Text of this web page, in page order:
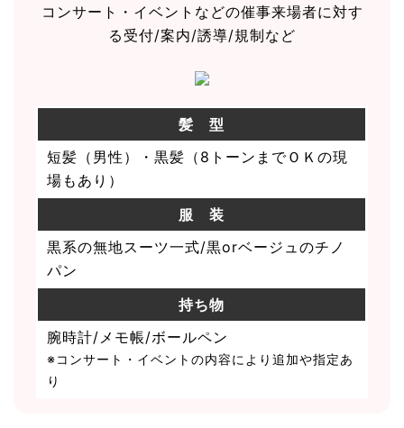
コンサート・イベントなどの催事来場者に対す
る受付/案内/誘導/規制など
髪 型
短髪（男性）・黒髪（8トーンまでＯＫの現
場もあり）
服 装
黒系の無地スーツ一式/黒orベージュのチノ
パン
持ち物
腕時計/メモ帳/ボールペン
※コンサート・イベントの内容により追加や指定あ
り